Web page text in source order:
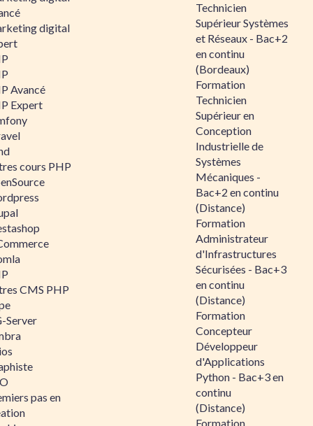
digital
Avancé
Expert
cours PHP
CMS PHP
Server
pas en
Technicien
Supérieur Systèmes
et Réseaux - Bac+2
en continu
(Bordeaux)
Formation
Technicien
Supérieur en
Conception
Industrielle de
Systèmes
Mécaniques -
Bac+2 en continu
(Distance)
Formation
Administrateur
d'Infrastructures
Sécurisées - Bac+3
en continu
(Distance)
Formation
Concepteur
Développeur
d'Applications
Python - Bac+3 en
continu
(Distance)
Formation